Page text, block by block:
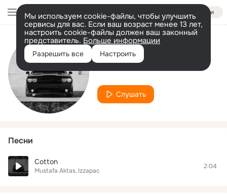
Войти
Мы используем cookie-файлы, чтобы улучшить
сервисы для вас. Если ваш возраст менее 13 лет,
настроить cookie-файлы должен ваш законный
представитель. Больше информации
Разрешить все Настроить
Исполнитель
Mustafa Aktas
Слушать
Песни
Cotton
Mustafa Aktas Izzapac
2:04